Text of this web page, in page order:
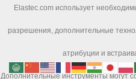
Elastec.com использует
разрешения, дополнительные
атрибуции и
Дополнительные инструменты могут